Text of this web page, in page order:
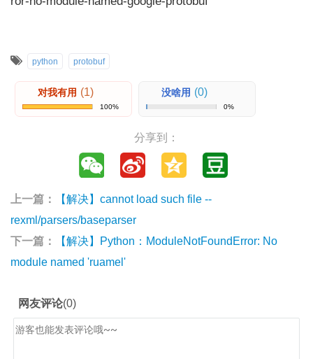
python protobuf
对我有用 (1)
100%
没啥用 (0)
0%
分享到：
上一篇：
【解决】cannot load such file --
rexml/parsers/baseparser
下一篇：
【解决】Python：ModuleNotFoundError: No
module named 'ruamel'